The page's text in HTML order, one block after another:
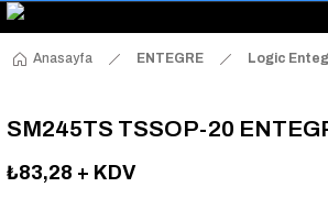
"Saat 14:00'a Kadar Verilen Siparişlerde Aynı
"Binlerce Ürün Çeşitliliği ile Stoktan
"Toptan Fiyatına Perakende Satış
Anasayfa ENTEGRE Logic
SM245TS TSSOP-20
₺83,28 + KDV